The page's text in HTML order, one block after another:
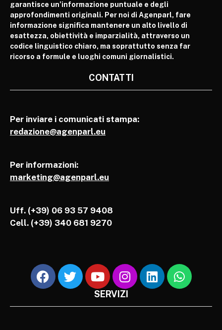
garantisce un’informazione puntuale e degli
approfondimenti originali. Per noi di Agenparl, fare
informazione significa mantenere un alto livello di
esattezza, obiettività e imparzialità, attraverso un
codice linguistico chiaro, ma soprattutto senza far
ricorso a formule e luoghi comuni giornalistici.
CONTATTI
Per inviare i comunicati stampa:
redazione@agenparl.eu
Per informazioni:
marketing@agenparl.eu
Uff. (+39) 06 93 57 9408
Cell. (+39) 340 681 9270
SERVIZI